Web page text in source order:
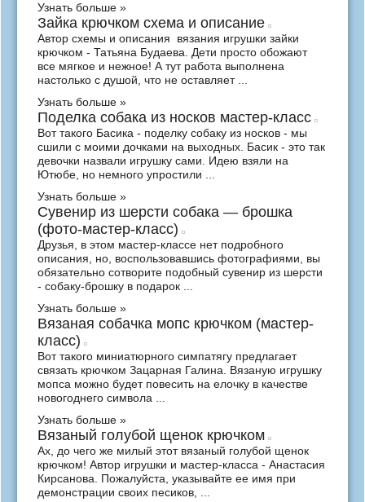
Узнать больше »
Зайка крючком схема и описание
Автор схемы и описания вязания игрушки зайки
крючком - Татьяна Будаева. Дети просто обожают
все мягкое и нежное! А тут работа выполнена
настолько с душой, что не оставляет ...
Узнать больше »
Поделка собака из носков мастер-класс
Вот такого Басика - поделку собаку из носков - мы
сшили с моими дочками на выходных. Басик - это так
девочки назвали игрушку сами. Идею взяли на
Ютюбе, но немного упростили ...
Узнать больше »
Сувенир из шерсти собака — брошка
(фото-мастер-класс)
Друзья, в этом мастер-классе нет подробного
описания, но, воспользовавшись фотографиями, вы
обязательно сотворите подобный сувенир из шерсти
- собаку-брошку в подарок ...
Узнать больше »
Вязаная собачка мопс крючком (мастер-
класс)
Вот такого миниатюрного симпатягу предлагает
связать крючком Зацарная Галина. Вязаную игрушку
мопса можно будет повесить на елочку в качестве
новогоднего символа ...
Узнать больше »
Вязаный голубой щенок крючком
Ах, до чего же милый этот вязаный голубой щенок
крючком! Автор игрушки и мастер-класса - Анастасия
Кирсанова. Пожалуйста, указывайте ее имя при
демонстрации своих песиков, ...